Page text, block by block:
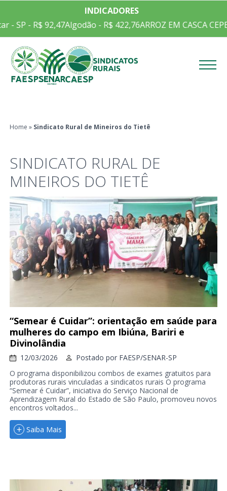
INDICADORES
- SP - R$ 92,47Algodão - R$ 422,76ARROZ EM CASCA
Home » Sindicato Rural de Mineiros do Tietê
SINDICATO RURAL DE
MINEIROS DO TIETÊ
“Semear é Cuidar”: orientação em saúde para
mulheres do campo em Ibiúna, Bariri e
Divinolândia
12/03/2026 Postado por FAESP/SENAR-SP
O programa disponibilizou combos de exames gratuitos para
produtoras rurais vinculadas a sindicatos rurais O programa
“Semear é Cuidar”, iniciativa do Serviço Nacional de
Aprendizagem Rural do Estado de São Paulo, promoveu novos
encontros voltados...
Saiba Mais